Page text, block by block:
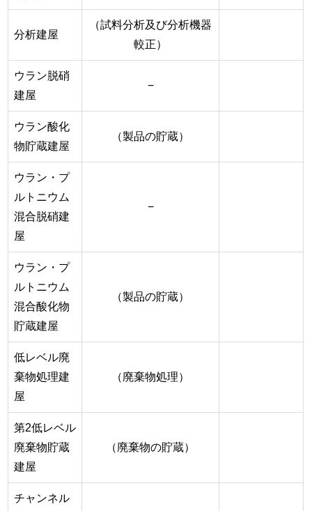
分析建屋
（試料分析及び分析機器
較正）
ウラン脱硝
建屋
−
ウラン酸化
物貯蔵建屋
（製品の貯蔵）
ウラン・プ
ルトニウム
混合脱硝建
屋
−
ウラン・プ
ルトニウム
混合酸化物
貯蔵建屋
（製品の貯蔵）
低レベル廃
棄物処理建
屋
（廃棄物処理）
第2低レベル
廃棄物貯蔵
建屋
（廃棄物の貯蔵）
チャンネル